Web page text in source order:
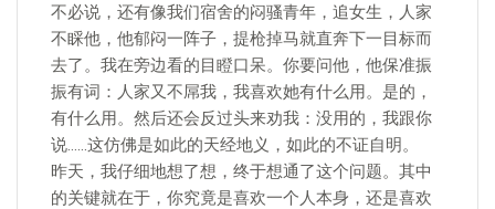
不必说，还有像我们宿舍的闷骚青年，追女生，人家
不睬他，他郁闷一阵子，提枪掉马就直奔下一目标而
去了。我在旁边看的目瞪口呆。你要问他，他保准振
振有词：人家又不屌我，我喜欢她有什么用。是的，
有什么用。然后还会反过头来劝我：没用的，我跟你
说……这仿佛是如此的天经地义，如此的不证自明。
昨天，我仔细地想了想，终于想通了这个问题。其中
的关键就在于，你究竟是喜欢一个人本身，还是喜欢